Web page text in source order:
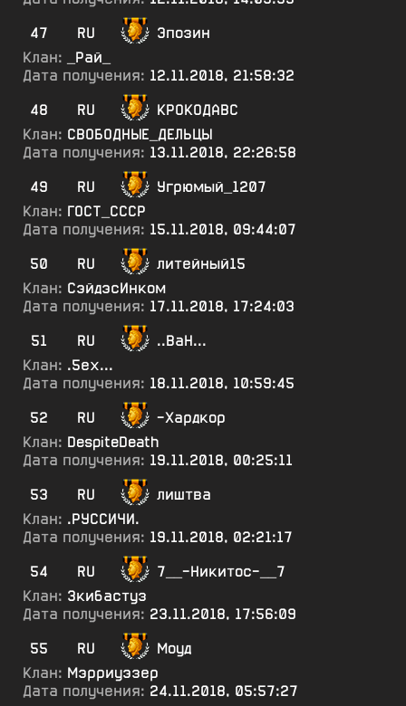
47
RU
Эпозин
Клан:
_Рай_
Дата получения: 12.11.2018, 21:58:32
48
RU
КРОКОДАВС
Клан: СВОБОДНЫЕ_ДЕЛЬЦЫ
Дата получения: 13.11.2018, 22:26:58
49
RU
Угрюмый_1207
Клан: ГОСТ_СССР
Дата получения: 15.11.2018, 09:44:07
50
RU
литейный15
Клан: СэйдэсИнком
Дата получения: 17.11.2018, 17:24:03
51
RU
..ВаН...
Клан: .5ех...
Дата получения: 18.11.2018, 10:59:45
52
RU
-Хардкор
Клан: DespiteDeath
Дата получения: 19.11.2018, 00:25:11
53
RU
лиштва
Клан: .РУССИЧИ.
Дата получения: 19.11.2018, 02:21:17
54
RU
7__-Никитос-__7
Клан: Зкибастуз
Дата получения: 23.11.2018, 17:56:09
55
RU
Моуд
Клан: Мэрриуэзер
Дата получения: 24.11.2018, 05:57:27